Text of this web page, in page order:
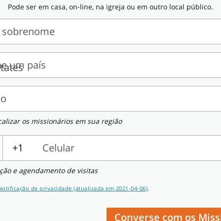
Pode ser em casa, on-line, na igreja ou em outro local público.
um país
os missionários em sua região
+1 Celular
e agendamento de visitas
de privacidade (atualizada em 2021-04-06).
Converse com os